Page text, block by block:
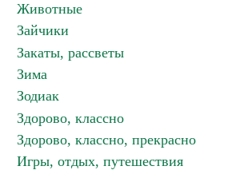
Животные
Зайчики
Закаты, рассветы
Зима
Зодиак
Здорово, классно
Здорово, классно, прекрасно
Игры, отдых, путешествия